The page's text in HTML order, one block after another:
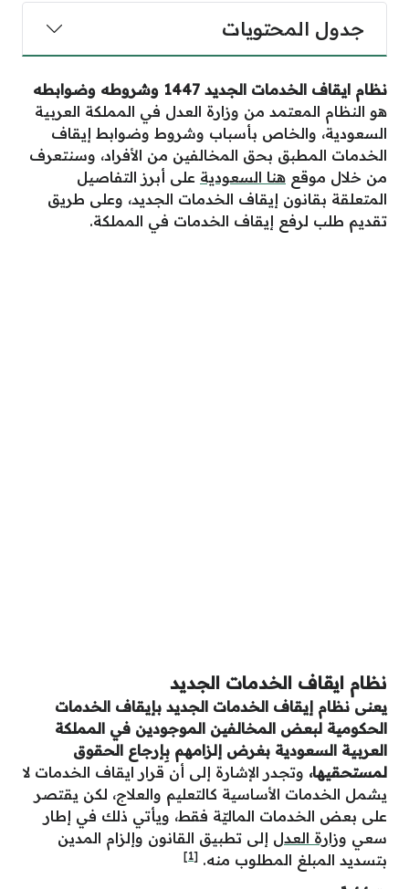
جدول المحتويات
نظام ايقاف الخدمات الجديد 1447 وشروطه وضوابطه
هو النظام المعتمد من وزارة العدل في المملكة العربية
السعودية، والخاص بأسباب وشروط وضوابط إيقاف
الخدمات المطبق بحق المخالفين من الأفراد، وسنتعرف
من خلال موقع هنا السعودية على أبرز التفاصيل
المتعلقة بقانون إيقاف الخدمات الجديد، وعلى طريق
تقديم طلب لرفع إيقاف الخدمات في المملكة.
نظام ايقاف الخدمات الجديد
يعنى نظام إيقاف الخدمات الجديد بإيقاف الخدمات
الحكومية لبعض المخالفين الموجودين في المملكة
العربية السعودية بغرض إلزامهم بِإرجاع الحقوق
لمستحقيها، وتجدر الإشارة إلى أن قرار ايقاف الخدمات لا
يشمل الخدمات الأساسية كالتعليم والعلاج، لكن يقتصر
على بعض الخدمات الماليّة فقط، ويأتي ذلك في إطار
سعي وزارة العدل إلى تطبيق القانون وإلزام المدين
بتسديد المبلغ المطلوب منه. [1]